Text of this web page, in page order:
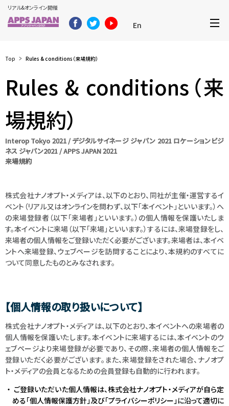
リアル&オンライン開催
En
Top Rules & conditions（来場規約）
Rules & conditions（来
場規約）
Interop Tokyo 2021 / デジタルサイネージ ジャパン 2021 ロケーションビジ
ネス ジャパン2021 / APPS JAPAN 2021
来場規約
株式会社ナノオプト・メディアは、以下のとおり、同社が主催・運営するイ
ベント（リアル又はオンラインを問わず、以下「本イベント」といいます。）へ
の来場登録者（以下「来場者」といいます。）の個人情報を保護いたしま
す。本イベントに来場（以下「来場」といいます。）するには、来場登録をし、
来場者の個人情報をご登録いただく必要がございます。来場者は、本イベ
ントへ来場登録、ウェブページを訪問することにより、本規約のすべてに
ついて同意したものとみなされます。
【個人情報の取り扱いについて】
株式会社ナノオプト・メディアは、以下のとおり、本イベントへの来場者の
個人情報を保護いたします。本イベントに来場するには、本イベントのウ
ェブページより来場登録が必要であり、その際、来場者の個人情報をご
登録いただく必要がございます。また、来場登録をされた場合、ナノオプ
ト・メディアの会員となるための会員登録も自動的に行われます。
ご登録いただいた個人情報は、株式会社ナノオプト・メディアが自ら定
める「個人情報保護方針」及び「プライバシーポリシー」に沿って適切に